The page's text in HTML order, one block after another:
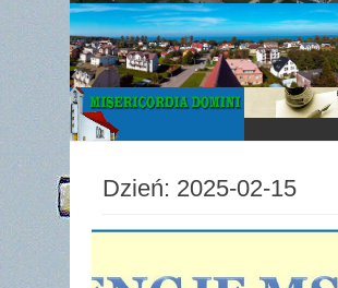
WYPOCZYNEK
Gazetka
Parafialna
Dzień: 2025-02-15